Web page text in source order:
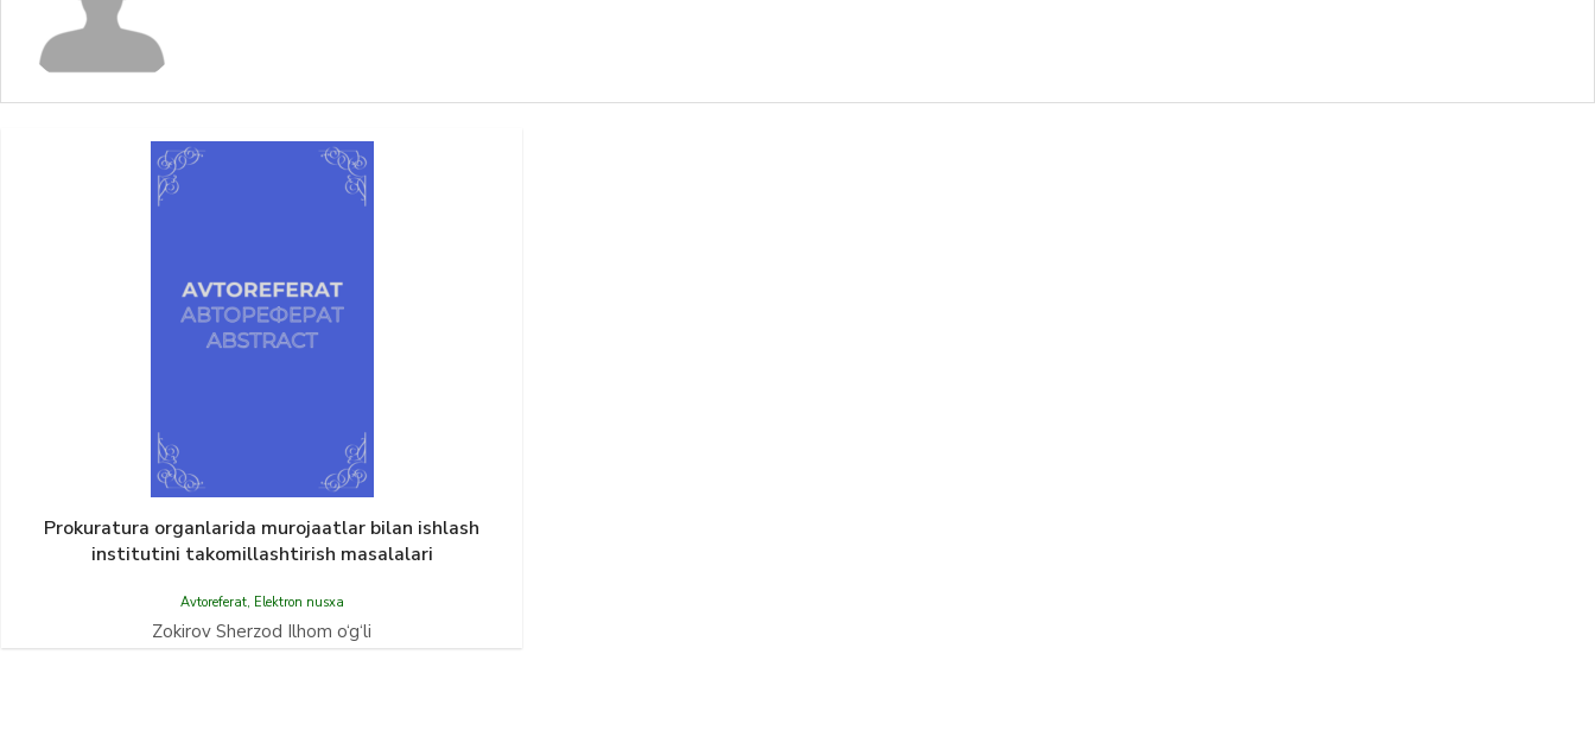
Prokuratura organlarida murojaatlar bilan ishlash
institutini takomillashtirish masalalari
Avtoreferat, Elektron nusxa
Zokirov Sherzod Ilhom o‘g‘li